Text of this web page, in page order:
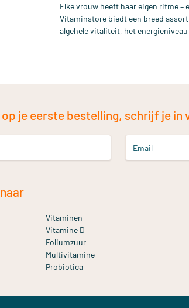
Elke vrouw heeft haar eigen ritme
Vitaminstore biedt een breed
algehele vitaliteit, het
op je eerste bestelling, schrijf je in
Email
Vitaminen
Vitamine D
Foliumzuur
Multivitamine
Probiotica